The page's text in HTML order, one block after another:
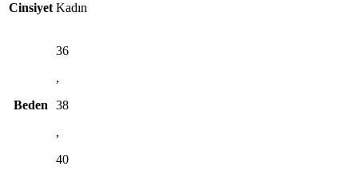
Cinsiyet Kadın
Beden
36
,
38
,
40